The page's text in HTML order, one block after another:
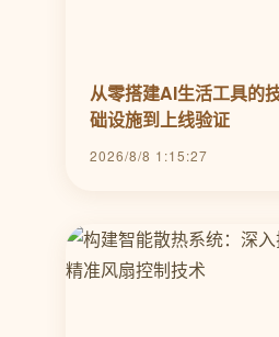
从零搭建AI生活工具的
础设施到上线验证
2026/8/8 1:15:27